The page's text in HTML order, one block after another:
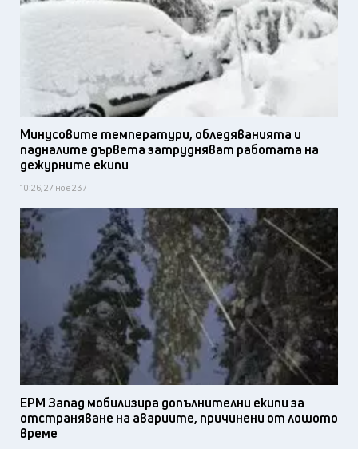
Минусовите температури, обледяванията и
падналите дървета затрудняват работата на
дежурните екипи
10:26, 27 ное 23 /
ЕРМ Запад мобилизира допълнителни екипи за
отстраняване на авариите, причинени от лошото
време